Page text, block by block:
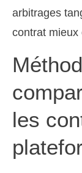
arbitrages
contrat mieux
les